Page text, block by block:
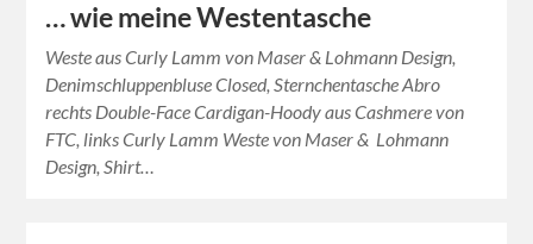
… wie meine Westentasche
Weste aus Curly Lamm von Maser & Lohmann Design,
Denimschluppenbluse Closed, Sternchentasche Abro
rechts Double-Face Cardigan-Hoody aus Cashmere von
FTC, links Curly Lamm Weste von Maser & Lohmann
Design, Shirt…